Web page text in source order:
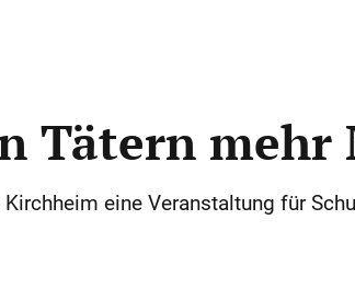
Tätern mehr
eine Veranstaltung für